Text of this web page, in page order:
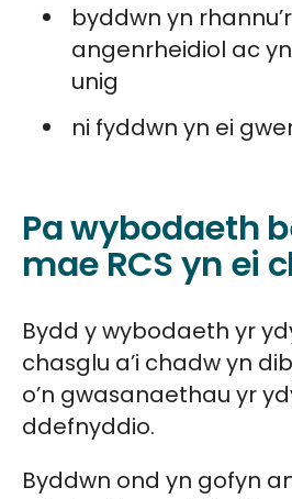
byddwn yn
angenrheidiol ac
unig
ni fyddwn yn ei
Pa wybodaeth
mae RCS yn ei
Bydd y wybodaeth yr
chasglu a’i chadw yn
o’n gwasanaethau yr
ddefnyddio.
Byddwn ond yn gofyn